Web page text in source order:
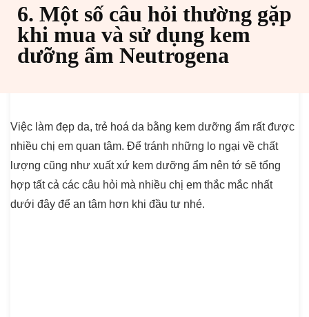
6. Một số câu hỏi thường gặp
khi mua và sử dụng kem
dưỡng ẩm Neutrogena
Việc làm đẹp da, trẻ hoá da bằng kem dưỡng ẩm rất được
nhiều chị em quan tâm. Để tránh những lo ngại về chất
lượng cũng như xuất xứ kem dưỡng ẩm nên tớ sẽ tổng
hợp tất cả các câu hỏi mà nhiều chị em thắc mắc nhất
dưới đây để an tâm hơn khi đầu tư nhé.